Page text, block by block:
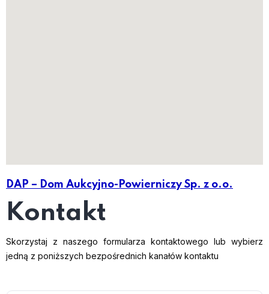
DAP – Dom Aukcyjno-Powierniczy Sp. z o.o.
Kontakt
Skorzystaj z naszego formularza kontaktowego lub wybierz
jedną z poniższych bezpośrednich kanałów kontaktu